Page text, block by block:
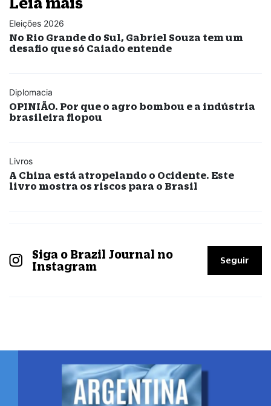
Eleições 2026
No Rio Grande do Sul, Gabriel Souza tem um
desafio que só Caiado entende
Diplomacia
OPINIÃO. Por que o agro bombou e a indústria
brasileira flopou
Livros
A China está atropelando o Ocidente. Este
livro mostra os riscos para o Brasil
Siga o Brazil Journal no
Instagram
Seguir